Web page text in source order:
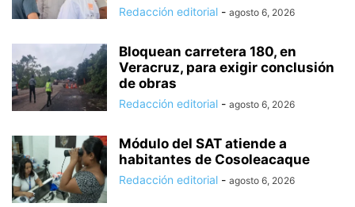
Redacción editorial - agosto 6, 2026
Bloquean carretera 180, en
Veracruz, para exigir conclusión
de obras
Redacción editorial - agosto 6, 2026
Módulo del SAT atiende a
habitantes de Cosoleacaque
Redacción editorial - agosto 6, 2026